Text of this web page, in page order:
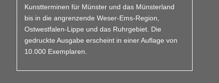
Kunstterminen für Münster und das Münsterland
bis in die angrenzende Weser-Ems-Region,
Ostwestfalen-Lippe und das Ruhrgebiet. Die
gedruckte Ausgabe erscheint in einer Auflage von
10.000 Exemplaren.